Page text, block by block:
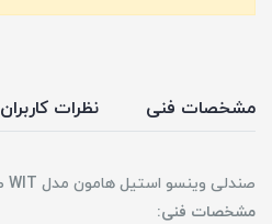
مشخصات فنی نظرات کاربران
صندلی وینسو استیل هامون مدل WIT طرح 1
مشخصات فنی: